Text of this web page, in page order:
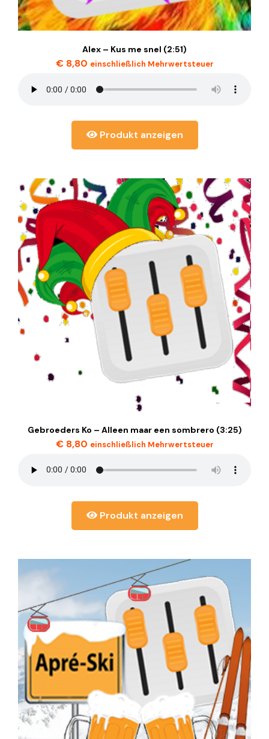
Alex – Kus me snel (2:51)
€8,80 einschließlich Mehrwertsteuer
Produkt anzeigen
Gebroeders Ko – Alleen maar een sombrero (3:25)
€8,80 einschließlich Mehrwertsteuer
Produkt anzeigen